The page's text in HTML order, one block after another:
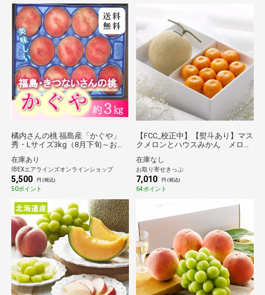
橘内さんの桃 福島産「かぐや」
秀・Lサイズ3kg（8月下旬～お届
在庫あり
IBEXエアラインズオンラインショップ
5,500 円 (税込)
50ポイント
【FCC_校正中】【熨斗あり】マス
クメロンとハウスみかん メロン
無料【2026夏ギフト】
在庫なし
お取り寄せきっぷ
7,010 円 (税込)
64ポイント